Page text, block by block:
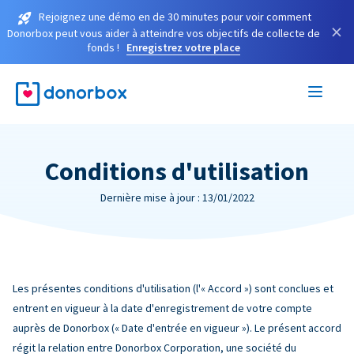
Rejoignez une démo en de 30 minutes pour voir comment
Donorbox peut vous aider à atteindre vos objectifs de collecte de
fonds !
Enregistrez votre place
×
Conditions d'utilisation
Dernière mise à jour : 13/01/2022
Les présentes conditions d'utilisation (l'« Accord ») sont conclues et
entrent en vigueur à la date d'enregistrement de votre compte
auprès de Donorbox (« Date d'entrée en vigueur »). Le présent accord
régit la relation entre Donorbox Corporation, une société du